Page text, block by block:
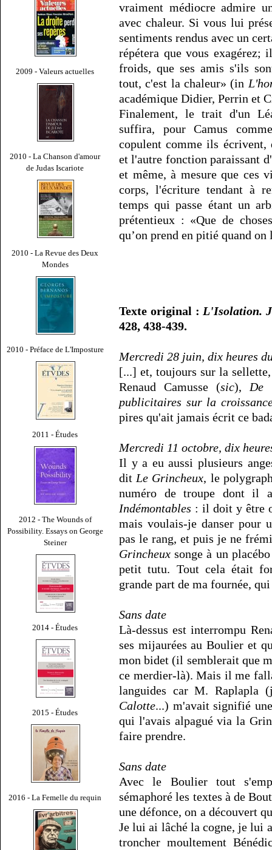
2009 - Valeurs actuelles
2010 - La Chanson d'amour
de Judas Iscariote
2010 - La Revue des Deux
Mondes
2010 - Préface de L'Imposture
2011 - Études
2012 - The Wounds of
Possibility. Essays on George
Steiner
2014 - Études
2015 - Études
2016 - La Femelle du requin
vraiment médiocre admire
avec chaleur. Si vous lui
sentiments rendus avec un
répétera que vous exagérez;
froids, que ses amis s'ils
tout, c'est la chaleur» (in
académique Didier, Perrin et
Finalement, le trait d'un
suffira, pour Camus
copulent comme ils écrivent,
et l'autre fonction paraissant
et même, à mesure que ces
corps, l'écriture tendant à
temps qui passe étant un
prétentieux : «Que de
qu’on prend en pitié quand on
Texte original : L'Isolation.
428, 438-439.
Mercredi 28 juin, dix heures
[...] et, toujours sur la
Renaud Camusse (sic), De
publicitaires sur la
pires qu'ait jamais écrit ce
Mercredi 11 octobre, dix
Il y a eu aussi plusieurs
dit Le Grincheux, le
numéro de troupe dont il
Indémontables : il doit y être
mais voulais-je danser pour
pas le rang, et puis je ne
Grincheux songe à un
petit tutu. Tout cela était
grande part de ma fournée,
Sans date
Là-dessus est interrompu
ses mijaurées au Boulier et
mon bidet (il semblerait que
ce merdier-là). Mais il me
languides car M. Raplapla
Calotte...) m'avait signifié
qui l'avais alpagué via la
faire prendre.
Sans date
Avec le Boulier tout
sémaphoré les textes à de
une défonce, on a découvert
Je lui ai lâché la cogne, je lui
troncher moultement